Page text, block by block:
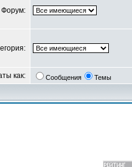
Форум:
как: Сообщения Темы